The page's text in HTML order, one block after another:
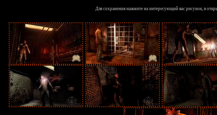
Для сохранения нажмите на интересующий вас рисунок, в